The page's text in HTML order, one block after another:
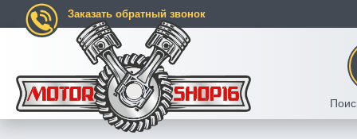
Заказать обратный звонок